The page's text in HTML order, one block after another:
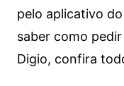
pelo aplicativo
saber como
Digio, confira